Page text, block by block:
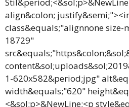
align&colon;
class&equals;"alignnone
18729"
1-620x582&period;jpg"
width&equals;"620"
<&sol;p>&NewLine;<p